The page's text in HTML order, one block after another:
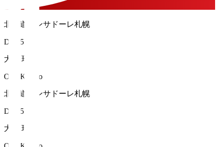
北海道コンサドーレ札幌
DF 25
大﨑 玲央
OSAKI Leo
北海道コンサドーレ札幌
DF 25
大﨑 玲央